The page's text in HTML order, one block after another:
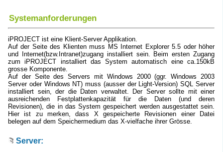
Systemanforderungen
iPROJECT ist eine Klient-Server Applikation.
Auf der Seite des Klienten muss MS Internet Explorer 5.5 oder höher
und Internet(bzw.Intranet)zugang installiert sein. Beim ersten Zugang
zum iPROJECT installiert das System automatisch eine ca.150kB
grosse Komponente.
Auf der Seite des Servers mit Windows 2000 (ggr. Windows 2003
Server oder Windows NT) muss (ausser der Light-Version) SQL Server
installiert sein, der die Daten verwaltet. Der Server sollte mit einer
ausreichenden Festplattenkapazität für die Daten (und deren
Revisionen), die in das System gespeichert werden ausgestattet sein.
Hier ist zu merken, dass X gespeicherte Revisionen einer Datei
belegen auf dem Speichermedium das X-vielfache ihrer Grösse.
Server: